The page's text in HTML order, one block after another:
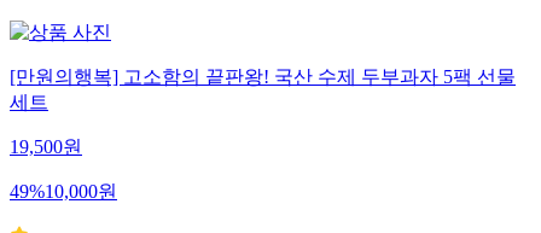
[만원의행복] 고소함의 끝판왕! 국산 수제 두부과자 5팩 선물
세트
19,500원
49%10,000원